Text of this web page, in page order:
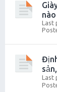
nào
Last
Last